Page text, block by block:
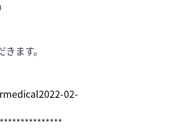
ます。
edical2022-02-